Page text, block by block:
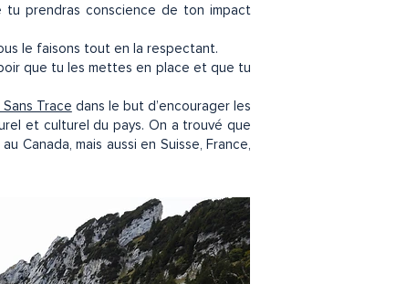
prendras conscience de ton impact
le faisons tout en la respectant.
que tu les mettes en place et que tu
Trace dans le but d’encourager les
et culturel du pays. On a trouvé que
Canada, mais aussi en Suisse, France,